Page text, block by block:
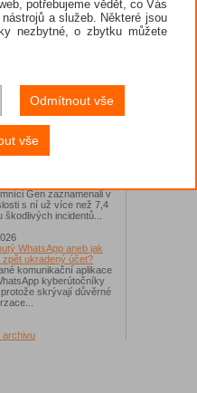
S příchodem léta
Česko falešné mobilní
Home App či Candy
Launcher. Hlavním cílem
bylo v tomto případě
následováno Českem a
Gen zaznamenali v
s ní už více než 7,4
škodlivých incidentů...
WhatsApp aneb jak
ukradený účet?
komunikační aplikace
kyberútočníky
skrývají důvěrné
archivu
potřebujeme vědět, co Vás
a služeb. Některé jsou
nezbytné, o zbytku můžete
Odmítnout vše
vše